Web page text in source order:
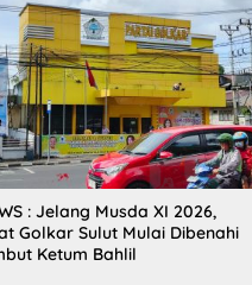
: Jelang Musda XI 2026,
Golkar Sulut Mulai Dibenahi
Ketum Bahlil